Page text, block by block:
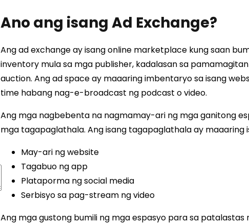
Ano ang isang Ad Exchange?
Ang ad exchange ay isang online marketplace kung saan
inventory mula sa mga publisher, kadalasan sa
auction. Ang ad space ay maaaring imbentaryo sa isang
time habang nag-e-broadcast ng podcast o video.
Ang mga nagbebenta na nagmamay-ari ng mga ganitong
mga tagapaglathala. Ang isang tagapaglathala ay maaaring
May-ari ng website
Tagabuo ng app
Plataporma ng social media
Serbisyo sa pag-stream ng video
Ang mga gustong bumili ng mga espasyo para sa